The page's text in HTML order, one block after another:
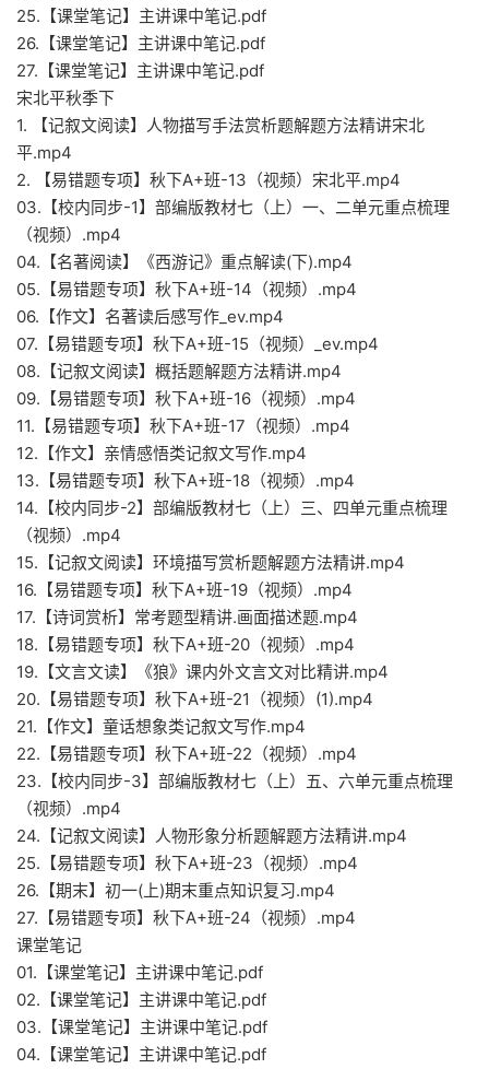
25.【课堂笔记】主讲课中笔记.pdf
26.【课堂笔记】主讲课中笔记.pdf
27.【课堂笔记】主讲课中笔记.pdf
宋北平秋季下
1. 【记叙文阅读】人物描写手法赏析题解题方法精讲宋北
平.mp4
2. 【易错题专项】秋下A+班-13（视频）宋北平.mp4
03.【校内同步-1】部编版教材七（上）一、二单元重点梳理
（视频）.mp4
04.【名著阅读】《西游记》重点解读(下).mp4
05.【易错题专项】秋下A+班-14（视频）.mp4
06.【作文】名著读后感写作_ev.mp4
07.【易错题专项】秋下A+班-15（视频）_ev.mp4
08.【记叙文阅读】概括题解题方法精讲.mp4
09.【易错题专项】秋下A+班-16（视频）.mp4
11.【易错题专项】秋下A+班-17（视频）.mp4
12.【作文】亲情感悟类记叙文写作.mp4
13.【易错题专项】秋下A+班-18（视频）.mp4
14.【校内同步-2】部编版教材七（上）三、四单元重点梳理
（视频）.mp4
15.【记叙文阅读】环境描写赏析题解题方法精讲.mp4
16.【易错题专项】秋下A+班-19（视频）.mp4
17.【诗词赏析】常考题型精讲.画面描述题.mp4
18.【易错题专项】秋下A+班-20（视频）.mp4
19.【文言文读】《狼》课内外文言文对比精讲.mp4
20.【易错题专项】秋下A+班-21（视频）(1).mp4
21.【作文】童话想象类记叙文写作.mp4
22.【易错题专项】秋下A+班-22（视频）.mp4
23.【校内同步-3】部编版教材七（上）五、六单元重点梳理
（视频）.mp4
24.【记叙文阅读】人物形象分析题解题方法精讲.mp4
25.【易错题专项】秋下A+班-23（视频）.mp4
26.【期末】初一(上)期末重点知识复习.mp4
27.【易错题专项】秋下A+班-24（视频）.mp4
课堂笔记
01.【课堂笔记】主讲课中笔记.pdf
02.【课堂笔记】主讲课中笔记.pdf
03.【课堂笔记】主讲课中笔记.pdf
04.【课堂笔记】主讲课中笔记.pdf